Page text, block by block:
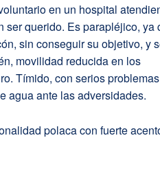
en un hospital
ser querido. Es parapléjico, ya
sin conseguir su objetivo, y
movilidad reducida en los
Tímido, con serios problemas
agua ante las adversidades.
polaca con fuerte